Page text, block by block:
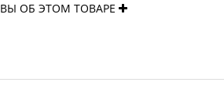
ОБ ЭТОМ ТОВАРЕ